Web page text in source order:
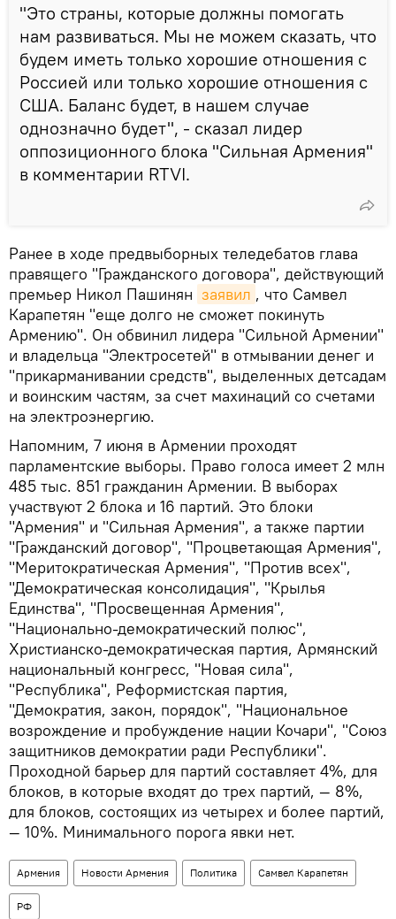
"Это страны, которые должны помогать
нам развиваться. Мы не можем сказать, что
будем иметь только хорошие отношения с
Россией или только хорошие отношения с
США. Баланс будет, в нашем случае
однозначно будет", - сказал лидер
оппозиционного блока "Сильная Армения"
в комментарии RTVI.
Ранее в ходе предвыборных теледебатов глава
правящего "Гражданского договора", действующий
премьер Никол Пашинян заявил , что Самвел
Карапетян "еще долго не сможет покинуть
Армению". Он обвинил лидера "Сильной Армении"
и владельца "Электросетей" в отмывании денег и
"прикарманивании средств", выделенных детсадам
и воинским частям, за счет махинаций со счетами
на электроэнергию.
Напомним, 7 июня в Армении проходят
парламентские выборы. Право голоса имеет 2 млн
485 тыс. 851 гражданин Армении. В выборах
участвуют 2 блока и 16 партий. Это блоки
"Армения" и "Сильная Армения", а также партии
"Гражданский договор", "Процветающая Армения",
"Меритократическая Армения", "Против всех",
"Демократическая консолидация", "Крылья
Единства", "Просвещенная Армения",
"Национально-демократический полюс",
Христианско-демократическая партия, Армянский
национальный конгресс, "Новая сила",
"Республика", Реформистская партия,
"Демократия, закон, порядок", "Национальное
возрождение и пробуждение нации Кочари", "Союз
защитников демократии ради Республики".
Проходной барьер для партий составляет 4%, для
блоков, в которые входят до трех партий, — 8%,
для блоков, состоящих из четырех и более партий,
— 10%. Минимального порога явки нет.
Армения Новости Армения Политика Самвел Карапетян
РФ